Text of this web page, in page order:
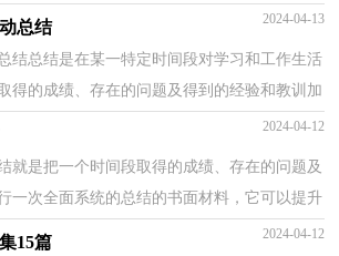
阶段的学习和工作生活做指...
总结 2024-04-13
结总结是在某一特定时间段对学习和工作生活
得的成绩、存在的问题及得到的经验和教训加
料，它可以促使我们思考，不...
2024-04-12
就是把一个时间段取得的成绩、存在的问题及
一次全面系统的总结的书面材料，它可以提升
为此我们要做好回顾，写好总...
15篇 2024-04-12